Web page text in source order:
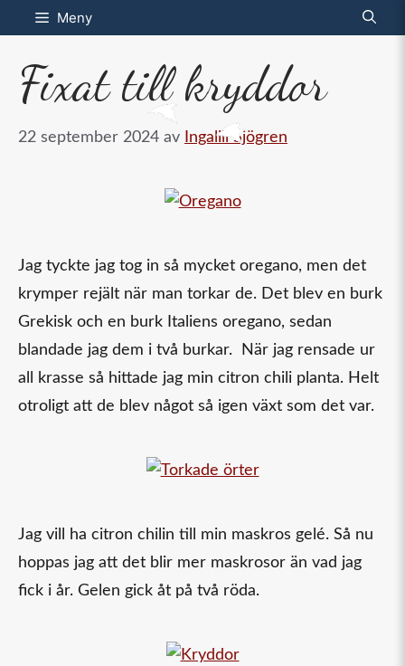
Hoppa
till
innehåll
Meny
Fixat till kryddor
22 september 2024 av Ingalill Sjögren
Jag tyckte jag tog in så mycket oregano, men det
krymper rejält när man torkar de. Det blev en burk
Grekisk och en burk Italiens oregano, sedan
blandade jag dem i två burkar. När jag rensade ur
all krasse så hittade jag min citron chili planta. Helt
otroligt att de blev något så igen växt som det var.
Jag vill ha citron chilin till min maskros gelé. Så nu
hoppas jag att det blir mer maskrosor än vad jag
fick i år. Gelen gick åt på två röda.